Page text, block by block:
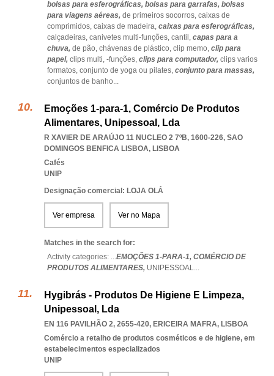
bolsas para esferográficas, bolsas para garrafas, bolsas
para viagens aéreas, de primeiros socorros, caixas de
comprimidos, caixas de madeira, caixas para esferográficas,
calçadeiras, canivetes multi-funções, cantil, capas para a
chuva, de pão, chávenas de plástico, clip memo, clip para
papel, clips multi, -funções, clips para computador, clips varios
formatos, conjunto de yoga ou pilates, conjunto para massas,
conjuntos de banho...
Emoções 1-para-1, Comércio De Produtos
Alimentares, Unipessoal, Lda
R XAVIER DE ARAÚJO 11 NUCLEO 2 7ºB, 1600-226, SAO
DOMINGOS BENFICA LISBOA, LISBOA
Cafés
UNIP
Designação comercial: LOJA OLÁ
Ver empresa Ver no Mapa
Matches in the search for:
Activity categories: ...EMOÇÕES 1-PARA-1, COMÉRCIO DE
PRODUTOS ALIMENTARES, UNIPESSOAL...
Hygibrás - Produtos De Higiene E Limpeza,
Unipessoal, Lda
EN 116 PAVILHÃO 2, 2655-420, ERICEIRA MAFRA, LISBOA
Comércio a retalho de produtos cosméticos e de higiene, em
estabelecimentos especializados
UNIP